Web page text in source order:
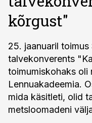
kõrgust"
25. jaanuaril toimus
talvekonverents
toimumiskohaks oli
Lennuakadeemia.
mida käsitleti, olid
metsloomadeni